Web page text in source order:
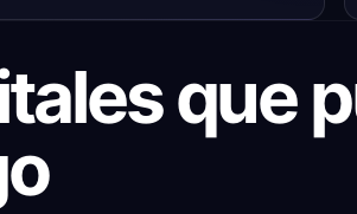
que